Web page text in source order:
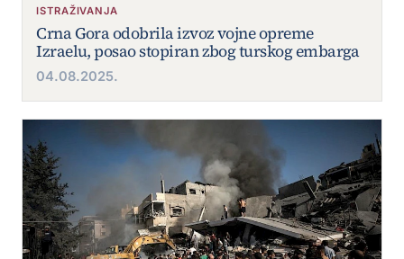
ISTRAŽIVANJA
Crna Gora odobrila izvoz vojne opreme
Izraelu, posao stopiran zbog turskog embarga
04.08.2025.